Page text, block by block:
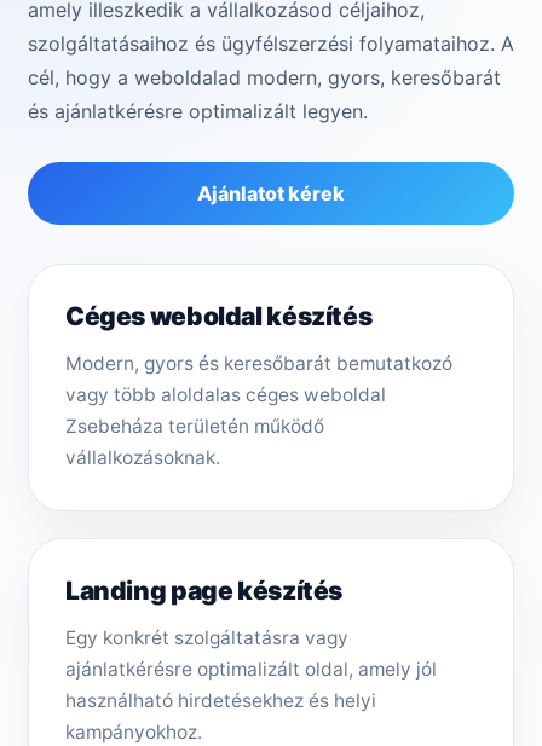
amely illeszkedik a vállalkozásod céljaihoz,
szolgáltatásaihoz és ügyfélszerzési folyamataihoz. A
cél, hogy a weboldalad modern, gyors, keresőbarát
és ajánlatkérésre optimalizált legyen.
Ajánlatot kérek
Céges weboldal készítés
Modern, gyors és keresőbarát bemutatkozó
vagy több aloldalas céges weboldal
Zsebeháza területén működő
vállalkozásoknak.
Landing page készítés
Egy konkrét szolgáltatásra vagy
ajánlatkérésre optimalizált oldal, amely jól
használható hirdetésekhez és helyi
kampányokhoz.